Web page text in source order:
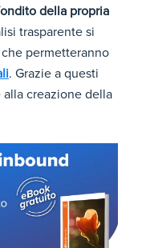
della propria
trasparente si
che permetteranno
. Grazie a questi
alla creazione della